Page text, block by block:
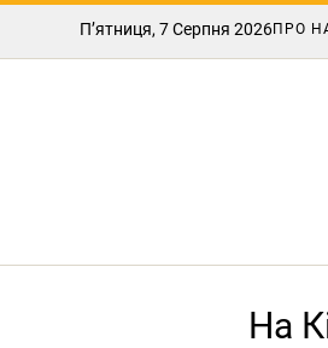
П’ятниця, 7 Серпня 2026ПРО
На